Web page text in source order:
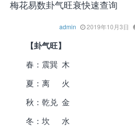
梅花易数卦气旺衰快速查询
admin 2019年10月3日
【卦气旺】
春：震巽 木
夏：离 火
秋：乾兑 金
冬：坎 水